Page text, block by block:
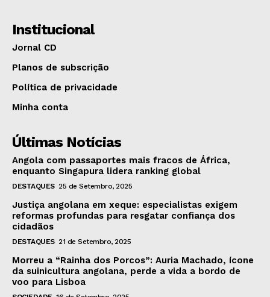
Institucional
Jornal CD
Planos de subscrição
Política de privacidade
Minha conta
Últimas Notícias
Angola com passaportes mais fracos de África,
enquanto Singapura lidera ranking global
DESTAQUES 25 de Setembro, 2025
Justiça angolana em xeque: especialistas exigem
reformas profundas para resgatar confiança dos
cidadãos
DESTAQUES 21 de Setembro, 2025
Morreu a “Rainha dos Porcos”: Auria Machado, ícone
da suinicultura angolana, perde a vida a bordo de
voo para Lisboa